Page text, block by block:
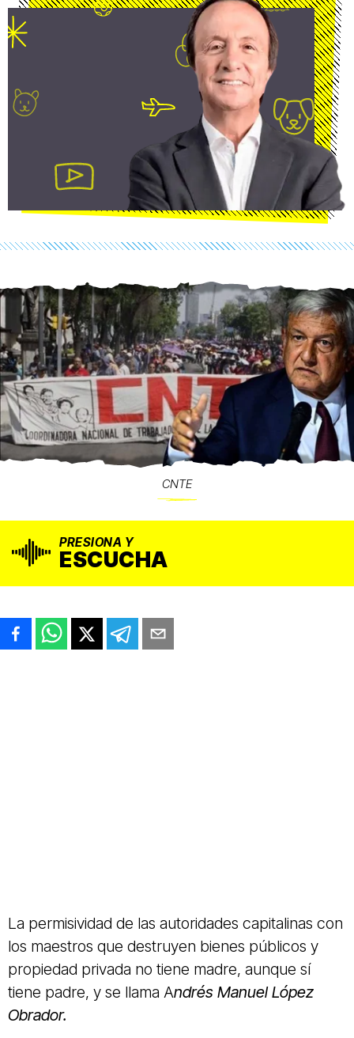
CNTE
PRESIONA Y
ESCUCHA
La permisividad de las autoridades capitalinas con
los maestros que destruyen bienes públicos y
propiedad privada no tiene madre, aunque sí
tiene padre, y se llama Andrés Manuel López
Obrador.